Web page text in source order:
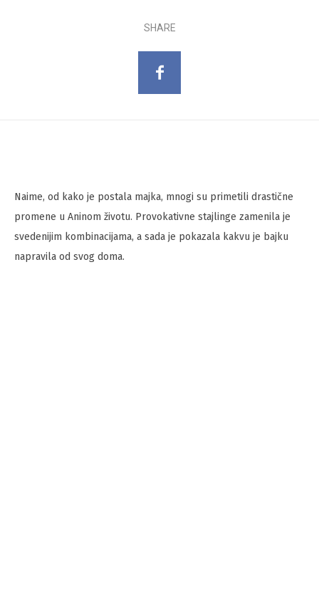
SHARE
Naime, od kako je postala majka, mnogi su primetili drastične
promene u Aninom životu. Provokativne stajlinge zamenila je
svedenijim kombinacijama, a sada je pokazala kakvu je bajku
napravila od svog doma.